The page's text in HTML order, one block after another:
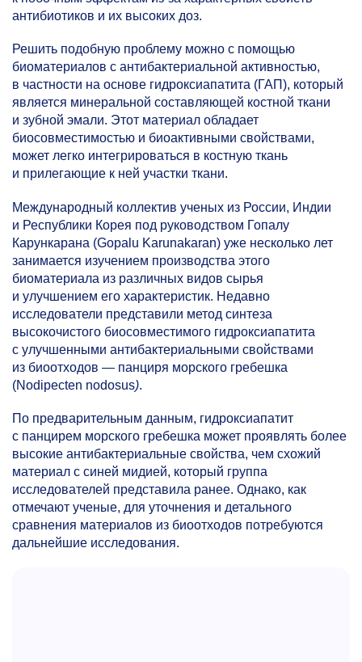
антибиотиков и их высоких доз.
Решить подобную проблему можно с помощью
биоматериалов с антибактериальной активностью,
в частности на основе гидроксиапатита (ГАП), который
является минеральной составляющей костной ткани
и зубной эмали. Этот материал обладает
биосовместимостью и биоактивными свойствами,
может легко интегрироваться в костную ткань
и прилегающие к ней участки ткани.
Международный коллектив ученых из России, Индии
и Республики Корея под руководством Гопалу
Карункарана (Gopalu Karunakaran) уже несколько лет
занимается изучением производства этого
биоматериала из различных видов сырья
и улучшением его характеристик. Недавно
исследователи представили метод синтеза
высокочистого биосовместимого гидроксиапатита
с улучшенными антибактериальными свойствами
из биоотходов — панциря морского гребешка
(Nodipecten nodosus).
По предварительным данным, гидроксиапатит
с панцирем морского гребешка может проявлять более
высокие антибактериальные свойства, чем схожий
материал с синей мидией, который группа
исследователей представила ранее. Однако, как
отмечают ученые, для уточнения и детального
сравнения материалов из биоотходов потребуются
дальнейшие исследования.